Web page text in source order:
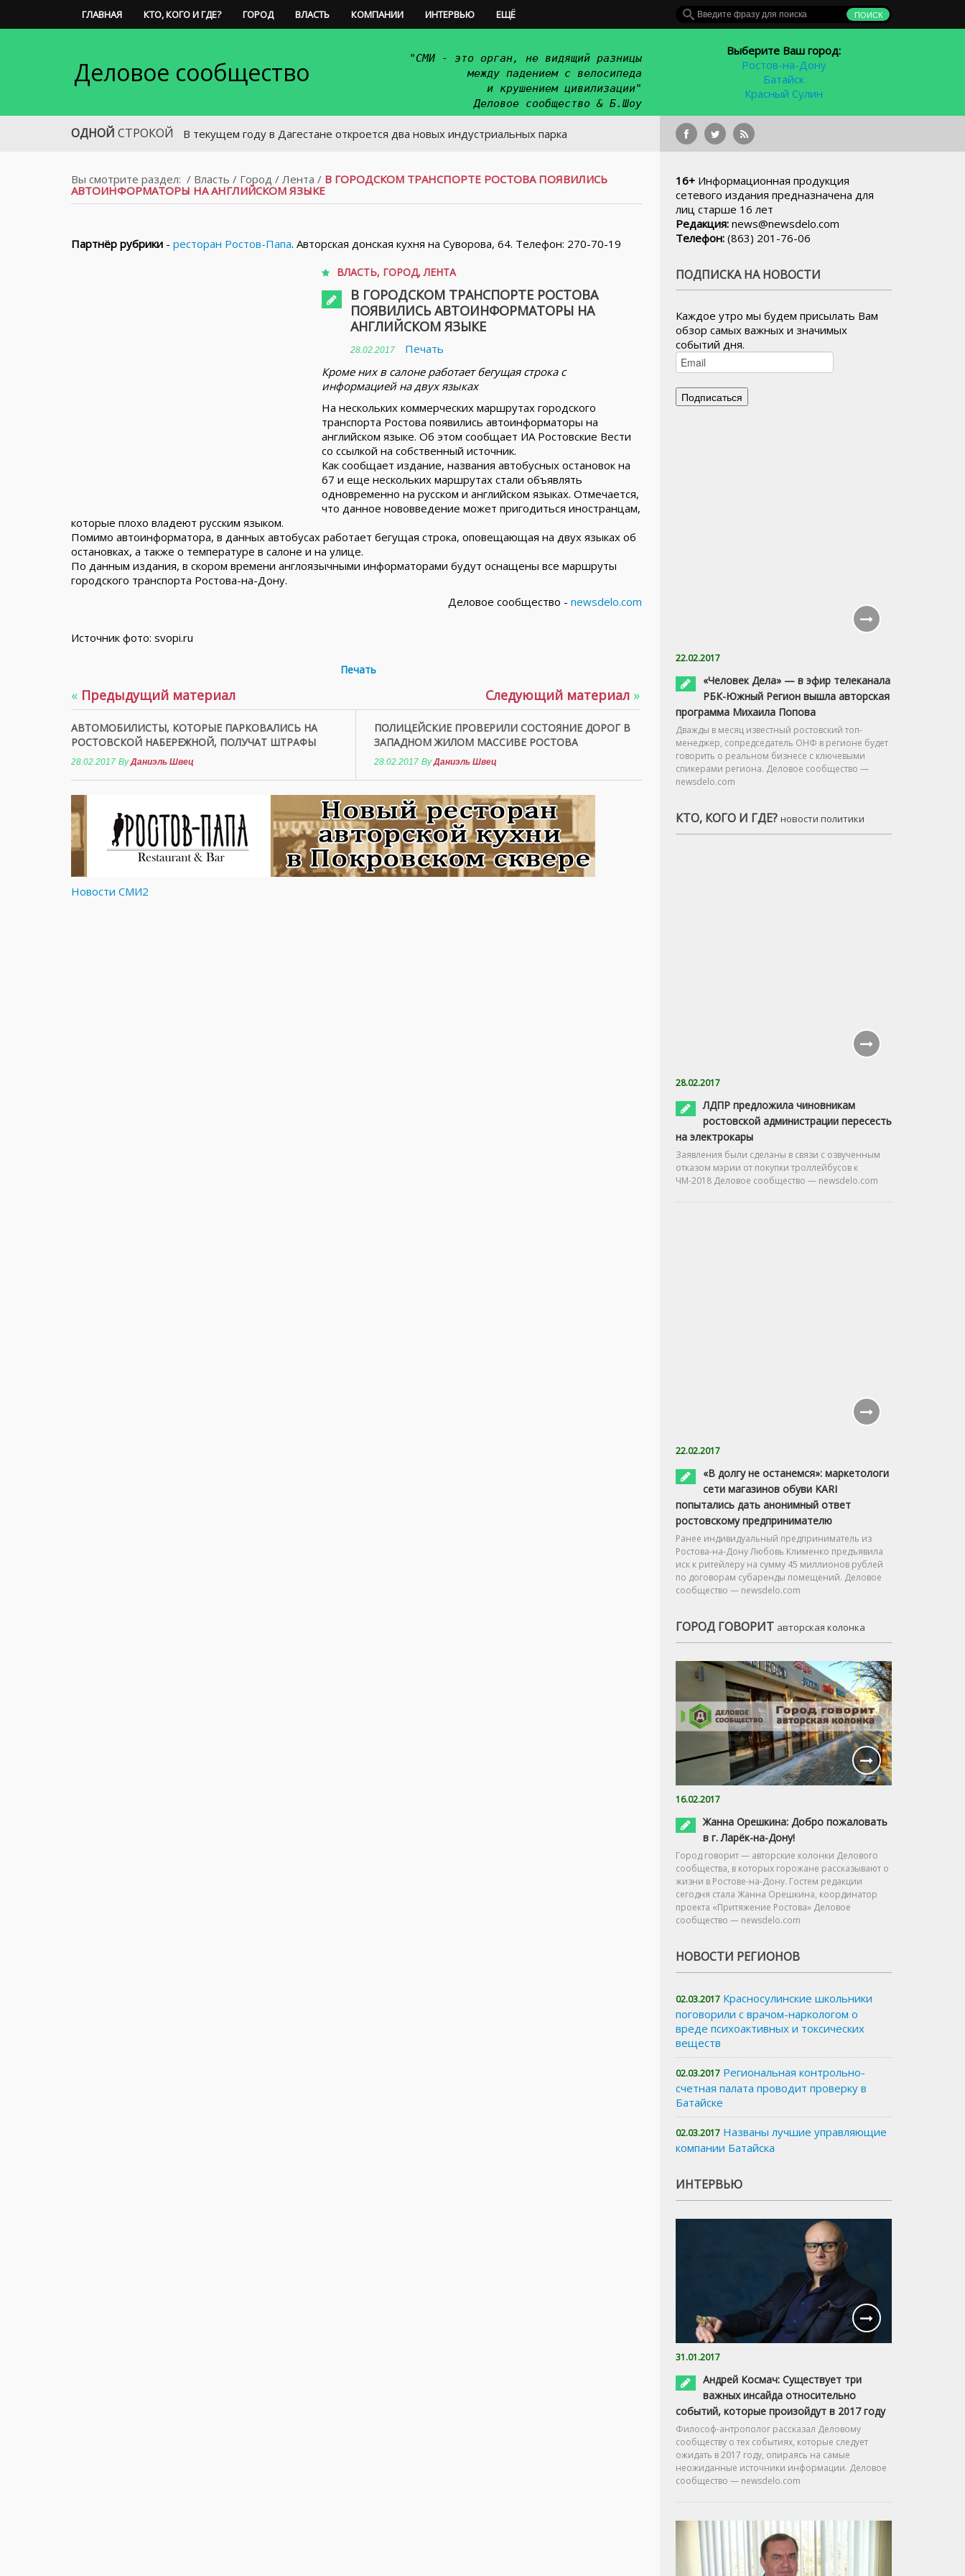
ГЛАВНАЯ КТО, КОГО И ГДЕ? ГОРОД ВЛАСТЬ КОМПАНИИ ИНТЕРВЬЮ ЕЩЁ
Деловое сообщество
"СМИ - это орган, не видящий разницы
между падением с велосипеда
и крушением цивилизации"
Деловое сообщество & Б.Шоу
Выберите Ваш город:
Ростов-на-Дону
Батайск
Красный Сулин
ОДНОЙ СТРОКОЙ
В текущем году в Дагестане откроется два новых индустриальных парка
Вы смотрите раздел: / Власть / Город / Лента / В ГОРОДСКОМ ТРАНСПОРТЕ РОСТОВА ПОЯВИЛИСЬ
АВТОИНФОРМАТОРЫ НА АНГЛИЙСКОМ ЯЗЫКЕ
Партнёр рубрики - ресторан Ростов-Папа. Авторская донская кухня на Суворова, 64. Телефон: 270-70-19
ВЛАСТЬ, ГОРОД,ЛЕНТА
В ГОРОДСКОМ ТРАНСПОРТЕ РОСТОВА
ПОЯВИЛИСЬ АВТОИНФОРМАТОРЫ НА
АНГЛИЙСКОМ ЯЗЫКЕ
28.02.2017
Печать
Кроме них в салоне работает бегущая строка с
информацией на двух языках
На нескольких коммерческих маршрутах городского
транспорта Ростова появились автоинформаторы на
английском языке. Об этом сообщает ИА Ростовские Вести
со ссылкой на собственный источник.
Как сообщает издание, названия автобусных остановок на
67 и еще нескольких маршрутах стали объявлять
одновременно на русском и английском языках. Отмечается,
что данное нововведение может пригодиться иностранцам,
которые плохо владеют русским языком.
Помимо автоинформатора, в данных автобусах работает бегущая строка, оповещающая на двух языках об
остановках, а также о температуре в салоне и на улице.
По данным издания, в скором времени англоязычными информаторами будут оснащены все маршруты
городского транспорта Ростова-на-Дону.
Деловое сообщество - newsdelo.com
Источник фото: svopi.ru
Печать
« Предыдущий материал
АВТОМОБИЛИСТЫ, КОТОРЫЕ ПАРКОВАЛИСЬ НА
РОСТОВСКОЙ НАБЕРЕЖНОЙ, ПОЛУЧАТ ШТРАФЫ
28.02.2017 ByДаниэль Швец
Следующий материал »
ПОЛИЦЕЙСКИЕ ПРОВЕРИЛИ СОСТОЯНИЕ ДОРОГ В
ЗАПАДНОМ ЖИЛОМ МАССИВЕ РОСТОВА
28.02.2017 ByДаниэль Швец
Новости СМИ2
16+ Информационная продукция
сетевого издания предназначена для
лиц старше 16 лет
Редакция: news@newsdelo.com
Телефон: (863) 201-76-06
ПОДПИСКА НА НОВОСТИ
Каждое утро мы будем присылать Вам
обзор самых важных и значимых
событий дня.
22.02.2017
«Человек Дела» — в эфир телеканала
РБК-Южный Регион вышла авторская
программа Михаила Попова
Дважды в месяц известный ростовский топ-
менеджер, сопредседатель ОНФ в регионе будет
говорить о реальном бизнесе с ключевыми
спикерами региона. Деловое сообщество —
newsdelo.com
КТО, КОГО И ГДЕ? новости политики
28.02.2017
ЛДПР предложила чиновникам
ростовской администрации пересесть
на электрокары
Заявления были сделаны в связи с озвученным
отказом мэрии от покупки троллейбусов к
ЧМ-2018 Деловое сообщество — newsdelo.com
22.02.2017
«В долгу не останемся»: маркетологи
сети магазинов обуви KARI
попытались дать анонимный ответ
ростовскому предпринимателю
Ранее индивидуальный предприниматель из
Ростова-на-Дону Любовь Клименко предъявила
иск к ритейлеру на сумму 45 миллионов рублей
по договорам субаренды помещений. Деловое
сообщество — newsdelo.com
ГОРОД ГОВОРИТ авторская колонка
16.02.2017
Жанна Орешкина: Добро пожаловать
в г. Ларёк-на-Дону!
Город говорит — авторские колонки Делового
сообщества, в которых горожане рассказывают о
жизни в Ростове-на-Дону. Гостем редакции
сегодня стала Жанна Орешкина, координатор
проекта «Притяжение Ростова» Деловое
сообщество — newsdelo.com
НОВОСТИ РЕГИОНОВ
02.03.2017 Красносулинские школьники
поговорили с врачом-наркологом о
вреде психоактивных и токсических
веществ
02.03.2017 Региональная контрольно-
счетная палата проводит проверку в
Батайске
02.03.2017 Названы лучшие управляющие
компании Батайска
ИНТЕРВЬЮ
31.01.2017
Андрей Космач: Существует три
важных инсайда относительно
событий, которые произойдут в 2017 году
Философ-антрополог рассказал Деловому
сообществу о тех событиях, которые следует
ожидать в 2017 году, опираясь на самые
неожиданные источники информации. Деловое
сообщество — newsdelo.com